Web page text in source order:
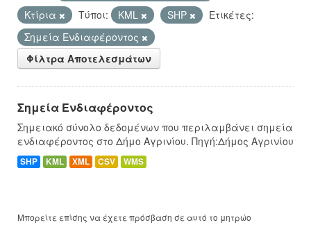
Κτίρια
Τύποι: KML SHP
Ετικέτες:
Σημεία Ενδιαφέροντος
Φίλτρα Αποτελεσμάτων
Σημεία Ενδιαφέροντος
Σημειακό σύνολο δεδομένων που περιλαμβάνει σημεία
ενδιαφέροντος στο Δήμο Αγρινίου. Πηγή:Δήμος Αγρινίου
SHP KML XML CSV WMS
Μπορείτε επίσης να έχετε πρόσβαση σε αυτό το μητρώο